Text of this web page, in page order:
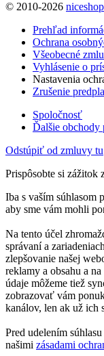
© 2010-2026
Prehľad
Ochrana
Všeobecné
Vyhlásenie o
Nastavenia
Zrušenie
Spoločnosť
Ďalšie obchody
Odstúpiť od zmluvy tu
Prispôsobte si zážitok
Iba s vaším súhlasom
aby sme vám mohli
Na tento účel
správaní a
zlepšovanie našej
reklamy a obsahu a
údaje môžeme tiež
zobrazovať vám
kanálov, len ak už ich
Pred udelením
našimi zásadami